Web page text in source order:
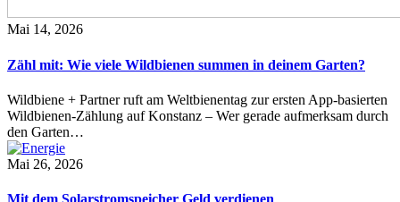
Mai 14, 2026
Zähl mit: Wie viele Wildbienen summen in deinem Garten?
Wildbiene + Partner ruft am Weltbienentag zur ersten App-basierten
Wildbienen-Zählung auf Konstanz – Wer gerade aufmerksam durch
den Garten…
Mai 26, 2026
Mit dem Solarstromspeicher Geld verdienen